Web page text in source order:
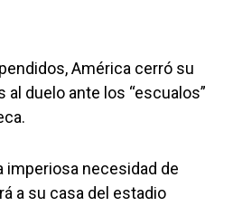
América cerró su
al duelo ante los “escualos”
imperiosa necesidad de
a su casa del estadio